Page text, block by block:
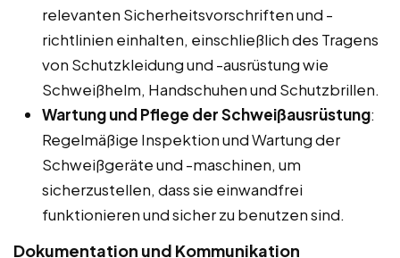
relevanten Sicherheitsvorschriften und -
richtlinien einhalten, einschließlich des Tragens
von Schutzkleidung und -ausrüstung wie
Schweißhelm, Handschuhen und Schutzbrillen.
Wartung und Pflege der Schweißausrüstung:
Regelmäßige Inspektion und Wartung der
Schweißgeräte und -maschinen, um
sicherzustellen, dass sie einwandfrei
funktionieren und sicher zu benutzen sind.
Dokumentation und Kommunikation